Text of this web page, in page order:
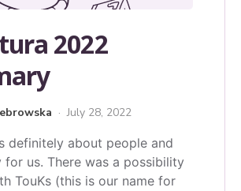
2022
July 28, 2022
definitely about people and
for us. There was a possibility
TouKs (this is our name for